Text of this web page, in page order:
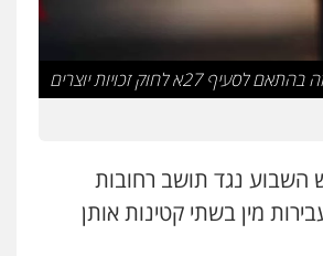
יאיר בן סימון
תעבורה אזרחי נזיקין ביטוח
כלכלי פשיעה חמורה נוער
27א לחוק זכויות יוצרים
השבוע נגד תושב רחובות
מין בשתי קטינות אותן